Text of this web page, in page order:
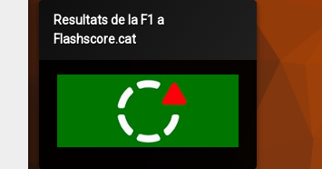
Resultats de la F1 a
Flashscore.cat